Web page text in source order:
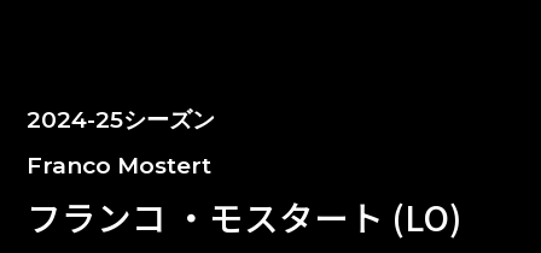
2024-25シーズン
Franco Mostert
フランコ ・モスタート (LO)